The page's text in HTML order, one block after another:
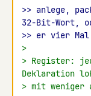
>> anlege,
32-Bit-Wort,
>> er vier
>
> Register:
Deklaration
> mit